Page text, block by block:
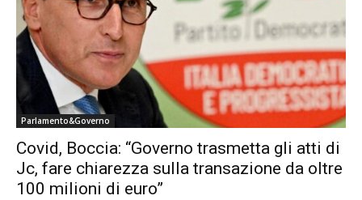
Parlamento&Governo
Covid, Boccia: “Governo trasmetta gli atti di
Jc, fare chiarezza sulla transazione da oltre
100 milioni di euro”